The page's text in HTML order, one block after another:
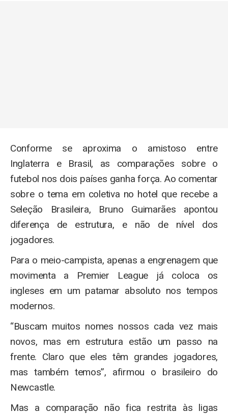
Conforme se aproxima o amistoso entre
Inglaterra e Brasil, as comparações sobre o
futebol nos dois países ganha força. Ao comentar
sobre o tema em coletiva no hotel que recebe a
Seleção Brasileira, Bruno Guimarães apontou
diferença de estrutura, e não de nível dos
jogadores.
Para o meio-campista, apenas a engrenagem que
movimenta a Premier League já coloca os
ingleses em um patamar absoluto nos tempos
modernos.
“Buscam muitos nomes nossos cada vez mais
novos, mas em estrutura estão um passo na
frente. Claro que eles têm grandes jogadores,
mas também temos”, afirmou o brasileiro do
Newcastle.
Mas a comparação não fica restrita às ligas